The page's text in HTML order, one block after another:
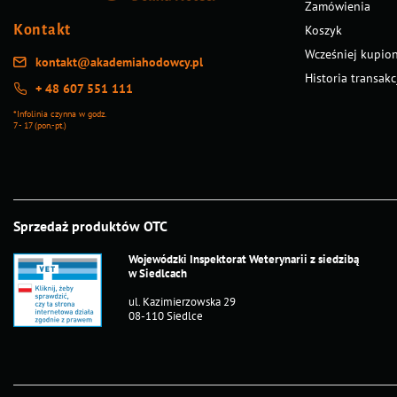
Kontakt
kontakt@akademiahodowcy.pl
+ 48 607 551 111
*Infolinia czynna w godz.
7 - 17 (pon.-pt.)
Zamówienia
Koszyk
Wcześniej
Historia
Sprzedaż produktów OTC
Wojewódzki Inspektorat Weterynarii z siedzibą
w Siedlcach
ul. Kazimierzowska 29
08-110 Siedlce